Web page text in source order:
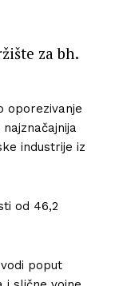
za bh.
oporezivanje
industrije iz
od 46,2
poput